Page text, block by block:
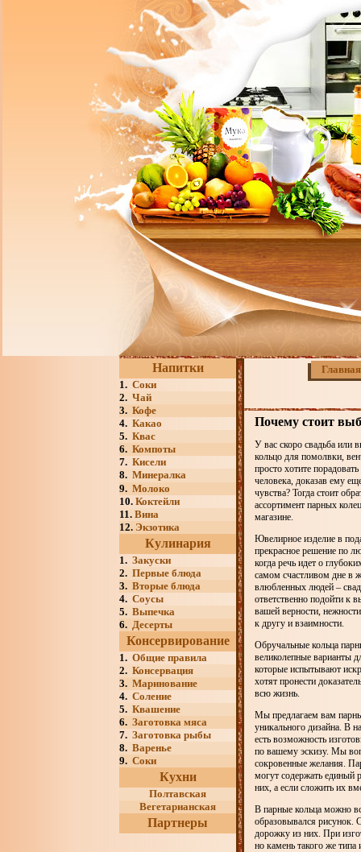
Напитки
1. Соки
2. Чай
3. Кофе
4. Какао
5. Квас
6. Компоты
7. Кисели
8. Минералка
9. Молоко
10. Коктейли
11. Вина
12. Экзотика
Кулинария
1. Закуски
2. Первые блюда
3. Вторые блюда
4. Соусы
5. Выпечка
6. Десерты
Консервирование
1. Общие правила
2. Консервация
3. Маринование
4. Соление
5. Квашение
6. Заготовка мяса
7. Заготовка рыбы
8. Варенье
9. Соки
Кухни
Полтавская
Вегетарианская
Партнеры
Главная
Почему стоит
У вас скоро свадьба или
кольцо для помолвки,
просто хотите
человека, доказав ему
чувства? Тогда стоит
ассортимент парных
магазине.
Ювелирное изделие в
прекрасное решение по
когда речь идет о
самом счастливом дне в
влюбленных людей –
ответственно подойти к
вашей верности,
к другу и взаимности.
Обручальные кольца
великолепные варианты
которые испытывают
хотят пронести
всю жизнь.
Мы предлагаем вам
уникального дизайна. В
есть возможность
по вашему эскизу. Мы
сокровенные желания.
могут содержать единый
них, а если сложить их
В парные кольца можно
образовывался рисунок.
дорожку из них. При
но камень такого же